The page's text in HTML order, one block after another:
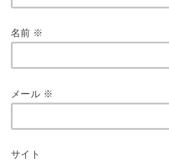
名前 ※
メール ※
サイト